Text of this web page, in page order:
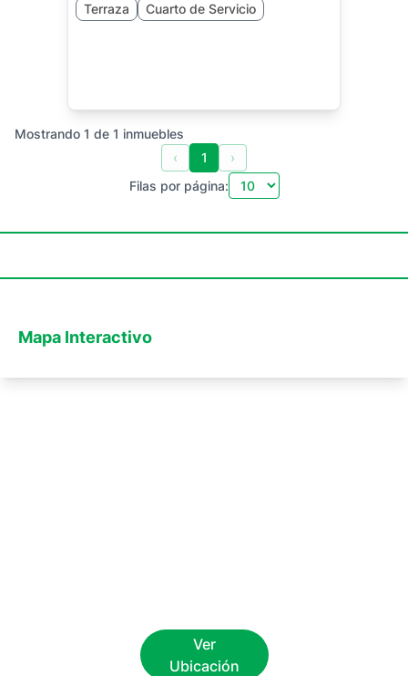
Terraza Cuarto de Servicio
Mostrando 1 de 1 inmuebles
‹
1
›
Filas por página:
Mapa Interactivo
Ver
Ubicación